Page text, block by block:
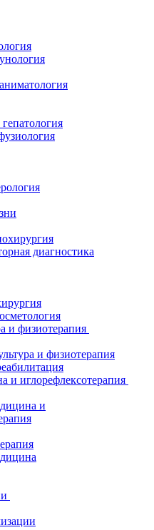
диагностика
и физиотерапия
и физиотерапия
и иглорефлексотерапия
и